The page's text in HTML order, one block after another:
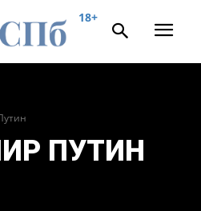
18+
ПУТИН